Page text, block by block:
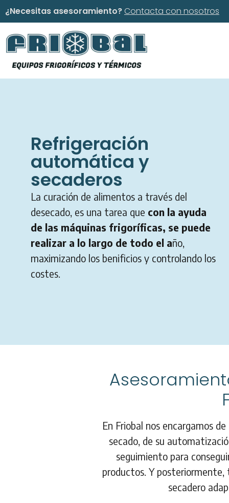
¿Necesitas asesoramiento?Contacta con nosotros
Refrigeración
automática y
secaderos
La curación de alimentos a través del
desecado, es una tarea que con la ayuda
de las máquinas frigoríficas, se puede
realizar a lo largo de todo el año,
maximizando los benificios y controlando los
costes.
En Friobal nos encargamos
secado, de su
seguimiento para
productos. Y
secadero